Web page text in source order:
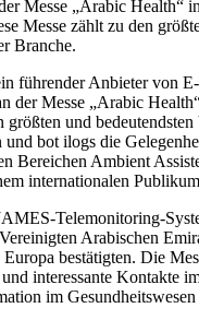
Messe „Arabic Health“
Messe zählt zu den
Branche.
führender Anbieter von
der Messe „Arabic
größten und
und bot ilogs die
Bereichen Ambient
internationalen
Telemonitoring-
Arabischen
bestätigten. Die
interessante Kontakte
im